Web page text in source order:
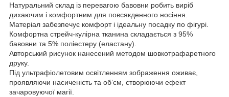
Натуральний склад із перевагою бавовни робить виріб
дихаючим і комфортним для повсякденного носіння.
Матеріал забезпечує комфорт і ідеальну посадку по фігурі.
Комфортна стрейч-кулірна тканина складається з 95%
бавовни та 5% поліестеру (еластану).
Авторський рисунок нанесений методом шовкотрафаретного
друку.
Під ультрафіолетовим освітленням зображення оживає,
проявляючи насиченість та об’єм, створюючи ефект
зачаровуючої магії.